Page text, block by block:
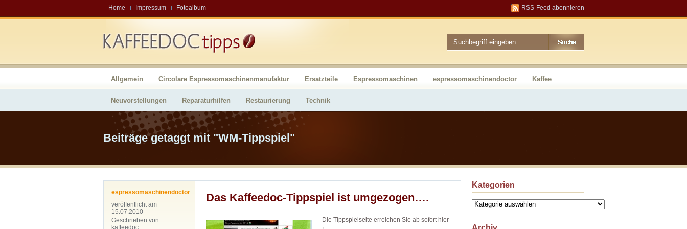
Home Impressum Fotoalbum RSS-Feed abonnieren
Allgemein Circolare Espressomaschinenmanufaktur Ersatzteile Espressomaschinen espressomaschinendoctor Kaffee
Neuvorstellungen Reparaturhilfen Restaurierung Technik
Beiträge getaggt mit "WM-Tippspiel"
espressomaschinendoctor
veröffentlicht am
15.07.2010
Geschrieben von
kaffeedoc
Das Kaffeedoc-Tippspiel ist umgezogen….
Die Tippspielseite erreichen Sie ab sofort hier
Kategorien
Kategorien